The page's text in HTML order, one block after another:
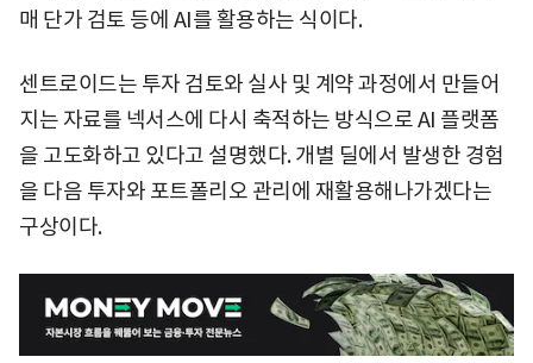
매 단가 검토 등에 AI를 활용하는 식이다.
센트로이드는 투자 검토와 실사 및 계약 과정에서 만들어
지는 자료를 넥서스에 다시 축적하는 방식으로 AI 플랫폼
을 고도화하고 있다고 설명했다. 개별 딜에서 발생한 경험
을 다음 투자와 포트폴리오 관리에 재활용해나가겠다는
구상이다.